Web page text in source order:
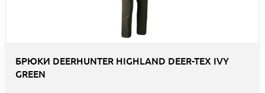
БРЮКИ DEERHUNTER HIGHLAND DEER-TEX IVY
GREEN